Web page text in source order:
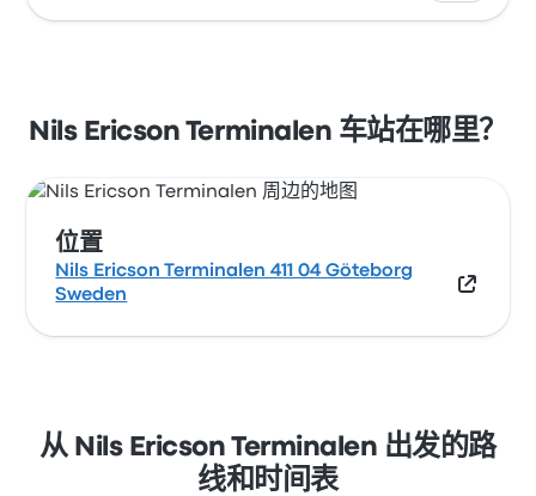
上查看 哥德堡 的这个巴士停靠站。
Nils Ericson Terminalen 车站在哪里？
位置
Nils Ericson Terminalen 411 04 Göteborg
Sweden
从 Nils Ericson Terminalen 出发的路
线和时间表